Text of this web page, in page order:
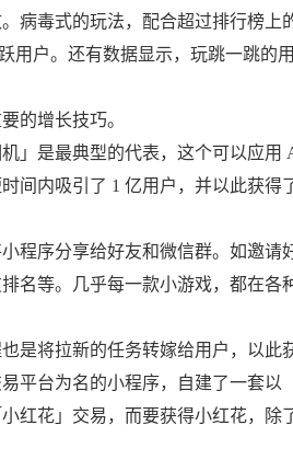
病毒式的玩法，配合超过排行榜上
用户。还有数据显示，玩跳一跳的
的增长技巧。
」是最典型的代表，这个可以应用
间内吸引了 1 亿用户，并以此获得
程序分享给好友和微信群。如邀请
名等。几乎每一款小游戏，都在各
是将拉新的任务转嫁给用户，以此
平台为名的小程序，自建了一套以
红花」交易，而要获得小红花，除